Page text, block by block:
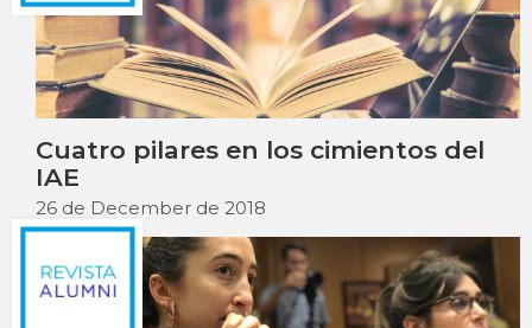
Cuatro pilares en los cimientos del
IAE
26 de December de 2018